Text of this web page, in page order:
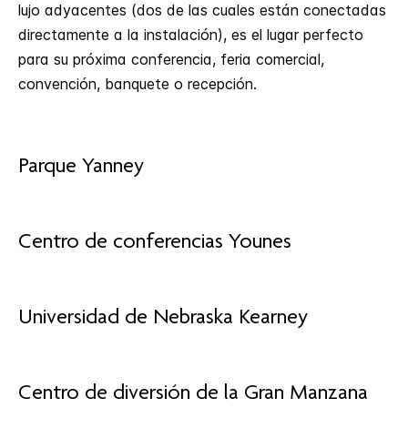
lujo adyacentes (dos de las cuales están conectadas
directamente a la instalación), es el lugar perfecto
para su próxima conferencia, feria comercial,
convención, banquete o recepción.
Parque Yanney
Centro de conferencias Younes
Universidad de Nebraska Kearney
Centro de diversión de la Gran Manzana